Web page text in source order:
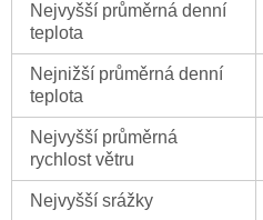
Nejvyšší průměrná denní
teplota
Nejnižší průměrná denní
teplota
Nejvyšší průměrná
rychlost větru
Nejvyšší srážky